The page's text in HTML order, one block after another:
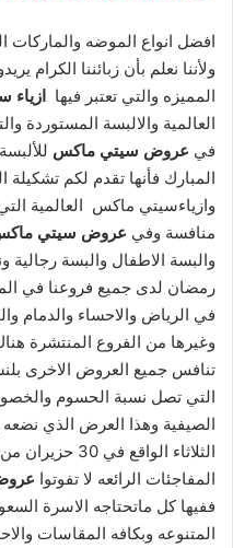
افضل انواع الموضه والماركات
ولأننا نعلم بأن زبائننا الكرام
المميزه والتي تعتبر فيها
العالمية والالبسة
في عروض سيتي ماكس
المبارك فأنها تقدم لكم
وازياءسيتي ماكس العالمية
منافسة وفي عروض سيتي
والبسة الاطفال والبسة
رمضان لدى جميع فروعنا في
في الرياض والاحساء والدمام
وغيرها من الفروع المنتشرة
تنافس جميع العروض الاخرى
الصيفية وهذا العرض الذي نضعه
المفاجئات الرائعه لا تفوتوا
ففيها كل ماتحتاجه الاسرة
المتنوعه وبكافه المقاسات